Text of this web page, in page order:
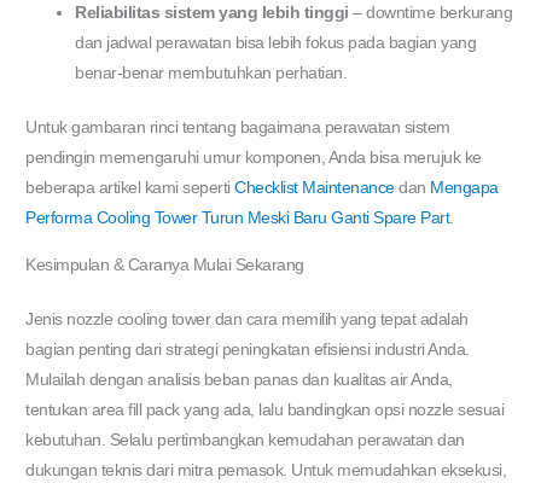
Reliabilitas sistem yang lebih tinggi – downtime berkurang
dan jadwal perawatan bisa lebih fokus pada bagian yang
benar-benar membutuhkan perhatian.
Untuk gambaran rinci tentang bagaimana perawatan sistem
pendingin memengaruhi umur komponen, Anda bisa merujuk ke
beberapa artikel kami sepertiChecklist Maintenancedan Mengapa
Performa Cooling Tower Turun Meski Baru Ganti Spare Part.
Kesimpulan & Caranya Mulai Sekarang
Jenis nozzle cooling tower dan cara memilih yang tepat adalah
bagian penting dari strategi peningkatan efisiensi industri Anda.
Mulailah dengan analisis beban panas dan kualitas air Anda,
tentukan area fill pack yang ada, lalu bandingkan opsi nozzle sesuai
kebutuhan. Selalu pertimbangkan kemudahan perawatan dan
dukungan teknis dari mitra pemasok. Untuk memudahkan eksekusi,